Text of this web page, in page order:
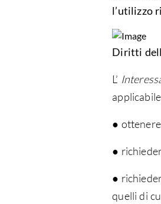
l’utilizzo
Diritti
L’
●
●
●
quelli di